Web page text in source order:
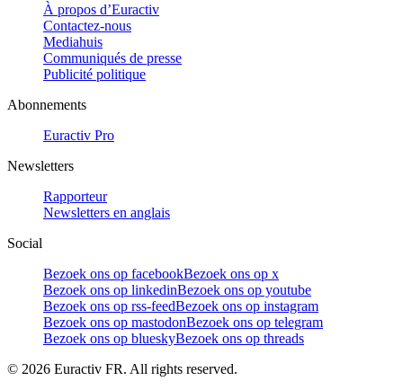
À propos d’Euractiv
Contactez-nous
Mediahuis
Communiqués de presse
Publicité politique
Abonnements
Euractiv Pro
Newsletters
Rapporteur
Newsletters en anglais
Social
Bezoek ons op facebookBezoek ons op x
Bezoek ons op linkedinBezoek ons op youtube
Bezoek ons op rss-feedBezoek ons op instagram
Bezoek ons op mastodonBezoek ons op telegram
Bezoek ons op blueskyBezoek ons op threads
© 2026 Euractiv FR. All rights reserved.